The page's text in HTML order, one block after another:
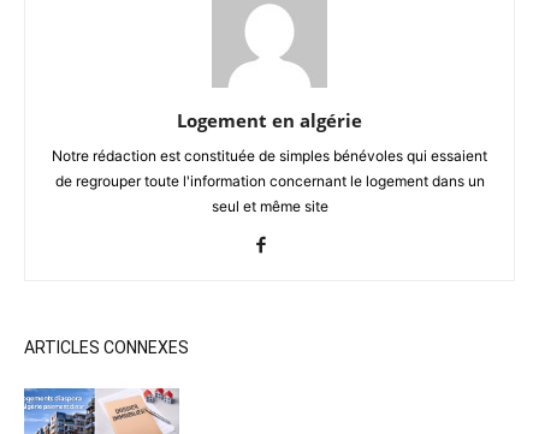
Logement en algérie
Notre rédaction est constituée de simples bénévoles qui essaient
de regrouper toute l'information concernant le logement dans un
seul et même site
ARTICLES CONNEXES